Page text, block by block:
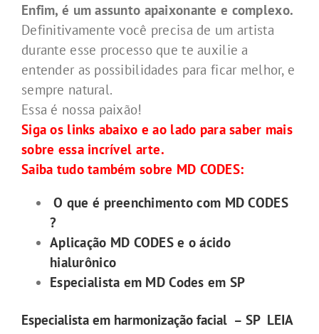
Enfim, é um assunto apaixonante e complexo.
Definitivamente você precisa de um artista
durante esse processo que te auxilie a
entender as possibilidades para ficar melhor, e
sempre natural.
Essa é nossa paixão!
Siga os links abaixo e ao lado para saber mais
sobre essa incrível arte.
Saiba tudo também sobre MD CODES:
O que é preenchimento com MD CODES
?
Aplicação MD CODES e o ácido
hialurônico
Especialista em MD Codes em SP
Especialista em harmonização facial – SP LEIA